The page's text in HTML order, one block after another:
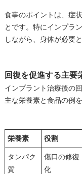
食事のポイントは、症
とです。特にインプラ
しながら、身体が必要
回復を促進する主要
インプラント治療後の
主な栄養素と食品の例
栄養素 役割
タンパク
質
傷口の修復
化